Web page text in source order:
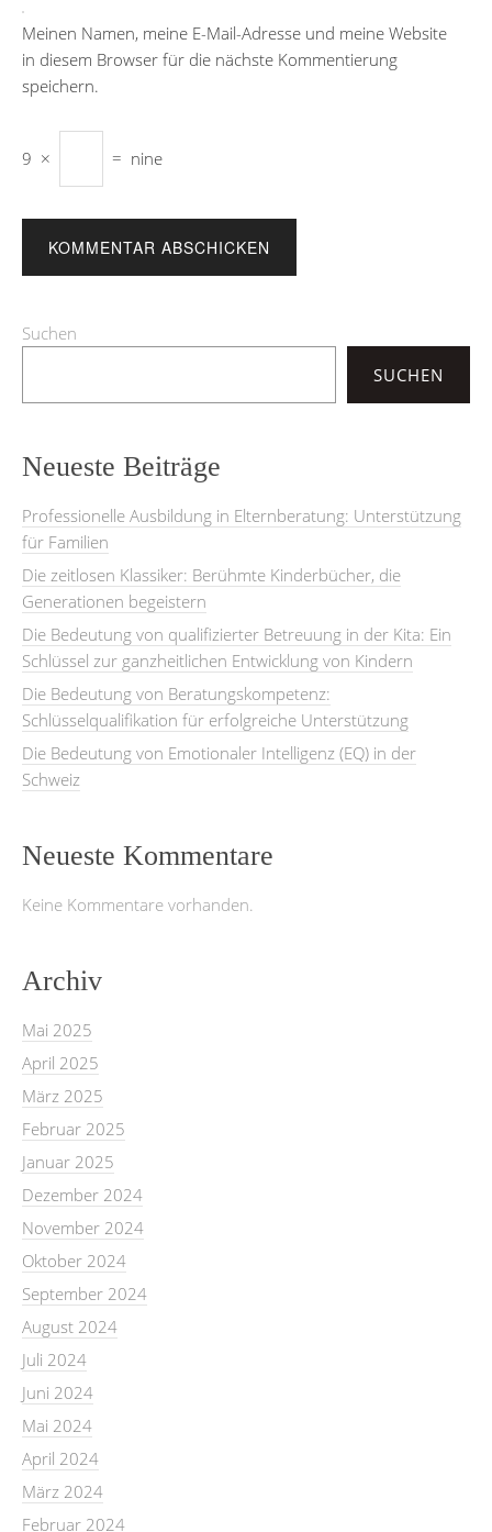
Meinen Namen, meine E-Mail-Adresse und meine Website
in diesem Browser für die nächste Kommentierung
speichern.
9 × = nine
Suchen
SUCHEN
Neueste Beiträge
Professionelle Ausbildung in Elternberatung: Unterstützung
für Familien
Die zeitlosen Klassiker: Berühmte Kinderbücher, die
Generationen begeistern
Die Bedeutung von qualifizierter Betreuung in der Kita: Ein
Schlüssel zur ganzheitlichen Entwicklung von Kindern
Die Bedeutung von Beratungskompetenz:
Schlüsselqualifikation für erfolgreiche Unterstützung
Die Bedeutung von Emotionaler Intelligenz (EQ) in der
Schweiz
Neueste Kommentare
Keine Kommentare vorhanden.
Archiv
Mai 2025
April 2025
März 2025
Februar 2025
Januar 2025
Dezember 2024
November 2024
Oktober 2024
September 2024
August 2024
Juli 2024
Juni 2024
Mai 2024
April 2024
März 2024
Februar 2024